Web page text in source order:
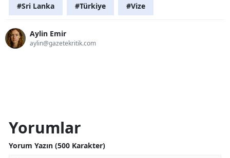
#Sri Lanka #Türkiye #Vize
Aylin Emir
aylin@gazetekritik.com
Yorumlar
Yorum Yazın (500 Karakter)